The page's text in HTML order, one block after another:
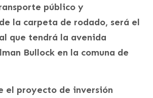
público y
la carpeta de rodado, será el
que tendrá la avenida
Bullock en la comuna de
el proyecto de inversión